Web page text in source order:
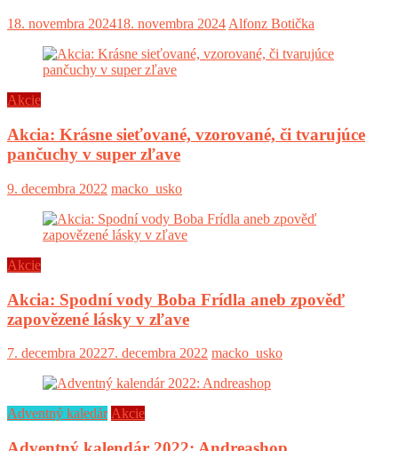
18. novembra 202418. novembra 2024 Alfonz Botička
Akcie
Akcia: Krásne sieťované, vzorované, či tvarujúce
pančuchy v super zľave
9. decembra 2022 macko_usko
Akcie
Akcia: Spodní vody Boba Frídla aneb zpověď
zapovězené lásky v zľave
7. decembra 20227. decembra 2022 macko_usko
Adventný kaledár Akcie